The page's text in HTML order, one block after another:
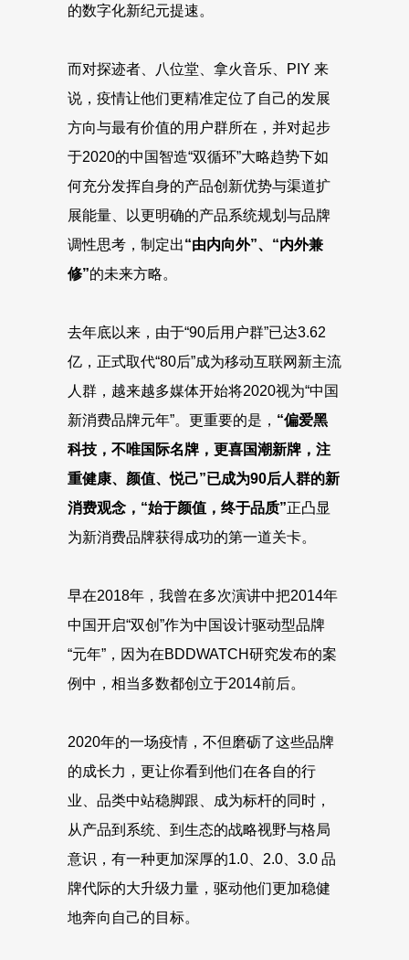
的数字化新纪元提速。
而对探迹者、八位堂、拿火音乐、PIY 来
说，疫情让他们更精准定位了自己的发展
方向与最有价值的用户群所在，并对起步
于2020的中国智造“双循环”大略趋势下如
何充分发挥自身的产品创新优势与渠道扩
展能量、以更明确的产品系统规划与品牌
调性思考，制定出“由内向外”、“内外兼
修”的未来方略。
去年底以来，由于“90后用户群”已达3.62
亿，正式取代“80后”成为移动互联网新主流
人群，越来越多媒体开始将2020视为“中国
新消费品牌元年”。更重要的是， “偏爱黑
科技，不唯国际名牌，更喜国潮新牌，注
重健康、颜值、悦己”已成为90后人群的新
消费观念，“始于颜值，终于品质”正凸显
为新消费品牌获得成功的第一道关卡。
早在2018年，我曾在多次演讲中把2014年
中国开启“双创”作为中国设计驱动型品牌
“元年”，因为在BDDWATCH研究发布的案
例中，相当多数都创立于2014前后。
2020年的一场疫情，不但磨砺了这些品牌
的成长力，更让你看到他们在各自的行
业、品类中站稳脚跟、成为标杆的同时，
从产品到系统、到生态的战略视野与格局
意识，有一种更加深厚的1.0、2.0、3.0 品
牌代际的大升级力量，驱动他们更加稳健
地奔向自己的目标。